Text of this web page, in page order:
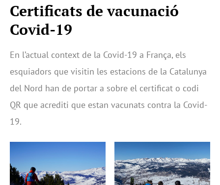
Certificats de vacunació
Covid-19
En l’actual context de la Covid-19 a França, els
esquiadors que visitin les estacions de la Catalunya
del Nord han de portar a sobre el certificat o codi
QR que acrediti que estan vacunats contra la Covid-
19.